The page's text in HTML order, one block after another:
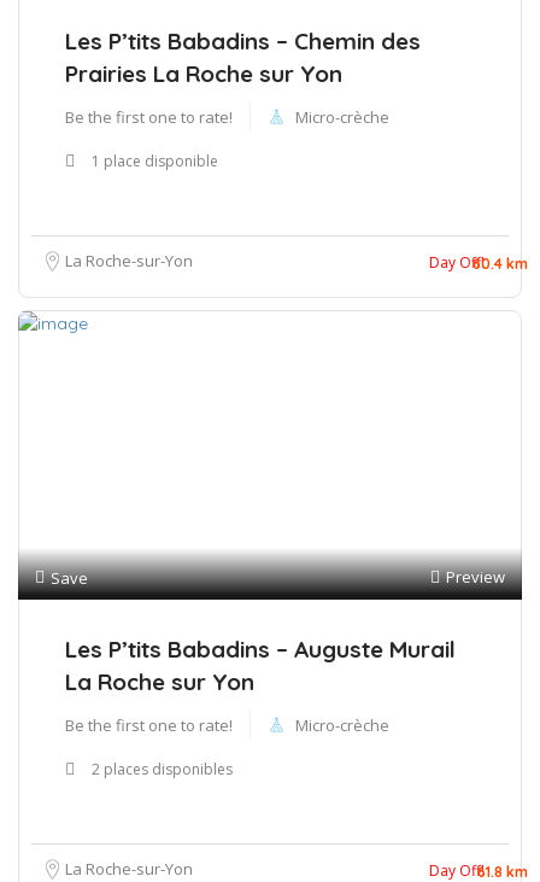
Les P’tits Babadins – Chemin des
Prairies La Roche sur Yon
Be the first one to rate! Micro-crèche
1 place disponible
La Roche-sur-Yon Day Off!60.4 km
Save Preview
Les P’tits Babadins – Auguste Murail
La Roche sur Yon
Be the first one to rate! Micro-crèche
2 places disponibles
La Roche-sur-Yon Day Off!61.8 km